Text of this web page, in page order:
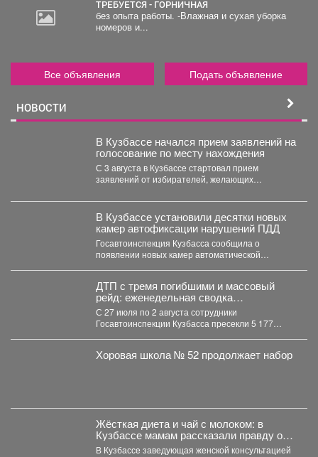
ТРЕБУЕТСЯ - ГОРНИЧНАЯ
без опыта работы. -Влажная и сухая уборка
номеров и...
Все объявления Подать объявление
НОВОСТИ
В Кузбассе начался прием заявлений на
голосование по месту нахождения
С 3 августа в Кузбассе стартовал прием
заявлений от избирателей, желающих
В Кузбассе установили десятки новых
камер автофиксации нарушений ПДД
Госавтоинспекция Кузбасса сообщила о
появлении новых камер автоматической
ДТП с тремя погибшими и массовый
рейд: еженедельная сводка
Госавтоинспекции Кузбасса
С 27 июля по 2 августа сотрудники
Госавтоинспекции Кузбасса пресекли 5 177
Хоровая школа № 52 продолжает набор
Жёсткая диета и чай с молоком: в
Кузбассе мамам рассказали правду о
грудном вскармливании
В Кузбассе заведующая женской консультацией